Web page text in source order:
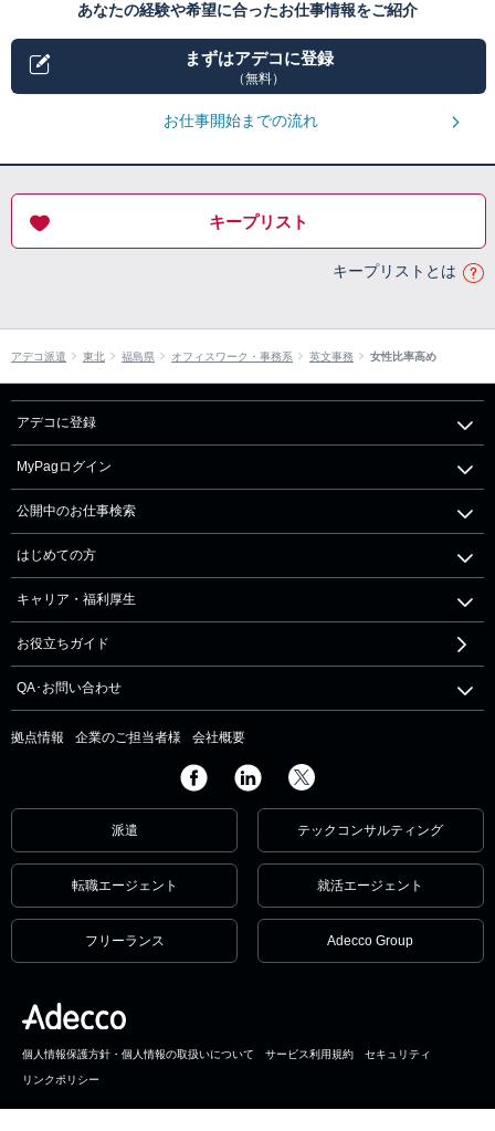
あなたの経験や希望に合ったお仕事情報をご紹介
まずはアデコに登録
（無料）
お仕事開始までの流れ
キープリスト
キープリストとは
アデコ派遣 東北 福島県 オフィスワーク・事務系 英文事務 女性比率高め
アデコに登録
MyPagログイン
公開中のお仕事検索
はじめての方
キャリア・福利厚生
お役立ちガイド
QA･お問い合わせ
拠点情報 企業のご担当者様 会社概要
派遣 テックコンサルティング
転職エージェント 就活エージェント
フリーランス Adecco Group
個人情報保護方針・個人情報の取扱いについて サービス利用規約 セキュリティ
リンクポリシー